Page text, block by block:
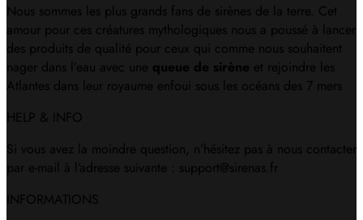
Nous sommes les plus grands fans de sirènes de la terre. Cet
amour pour ces créatures mythologiques nous a poussé à lancer
des produits de qualité pour ceux qui comme nous souhaitent
nager dans l’eau avec une queue de sirène et rejoindre les
Atlantes dans leur royaume enfoui sous les océans des 7 mers
HELP & INFO
Si vous avez la moindre question, n’hésitez pas à nous contacter
par e-mail à l’adresse suivante : support@sirenas.fr
INFORMATIONS